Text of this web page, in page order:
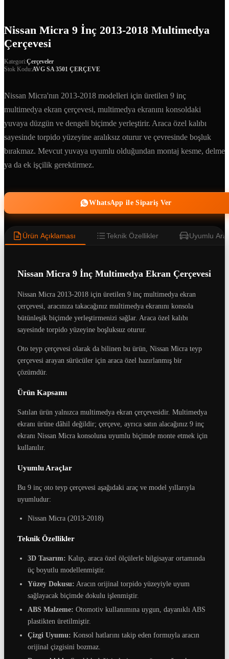
Nissan Micra 9 İnç 2013-2018 Multimedya
Çerçevesi
Kategori:Çerçeveler
Stok Kodu:AVG SA 3501 ÇERÇEVE
Nissan Micra'nın 2013-2018 modelleri için üretilen 9 inç
multimedya ekran çerçevesi, multimedya ekranını konsoldaki
yuvaya düzgün ve dengeli biçimde yerleştirir. Araca özel kalıbı
sayesinde torpido yüzeyine aralıksız oturur ve çevresinde boşluk
bırakmaz. Mevcut yuvaya uyumlu olduğundan montaj kesme, delme
ya da ek işçilik gerektirmez.
WhatsApp ile Sipariş Ver
Ürün Açıklaması Teknik Özellikler Uyumlu
Nissan Micra 9 İnç Multimedya Ekran Çerçevesi
Nissan Micra 2013-2018 için üretilen 9 inç multimedya ekran
çerçevesi, aracınıza takacağınız multimedya ekranını konsola
bütünleşik biçimde yerleştirmenizi sağlar. Araca özel kalıbı
sayesinde torpido yüzeyine boşluksuz oturur.
Oto teyp çerçevesi olarak da bilinen bu ürün, Nissan Micra teyp
çerçevesi arayan sürücüler için araca özel hazırlanmış bir
çözümdür.
Ürün Kapsamı
Satılan ürün yalnızca multimedya ekran çerçevesidir. Multimedya
ekranı ürüne dâhil değildir; çerçeve, ayrıca satın alacağınız 9 inç
ekranı Nissan Micra konsoluna uyumlu biçimde monte etmek için
kullanılır.
Uyumlu Araçlar
Bu 9 inç oto teyp çerçevesi aşağıdaki araç ve model yıllarıyla
uyumludur:
Nissan Micra (2013-2018)
Teknik Özellikler
3D Tasarım: Kalıp, araca özel ölçülerle bilgisayar ortamında
üç boyutlu modellenmiştir.
Yüzey Dokusu: Aracın orijinal torpido yüzeyiyle uyum
sağlayacak biçimde dokulu işlenmiştir.
ABS Malzeme: Otomotiv kullanımına uygun, dayanıklı ABS
plastikten üretilmiştir.
Çizgi Uyumu: Konsol hatlarını takip eden formuyla aracın
orijinal çizgisini bozmaz.